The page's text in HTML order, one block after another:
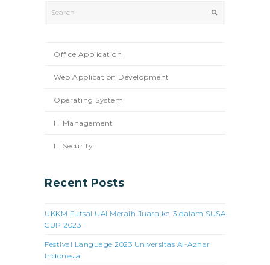
Office Application
Web Application Development
Operating System
IT Management
IT Security
Recent Posts
UKKM Futsal UAI Meraih Juara ke-3 dalam SUSA
CUP 2023
Festival Language 2023 Universitas Al-Azhar
Indonesia